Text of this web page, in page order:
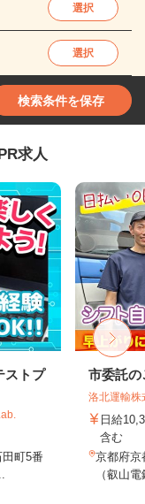
選択
選択
検索条件を保存
求人
ストプ
町5番
市委託の
洛北運輸株
日給
含む
京都府京
（叡山